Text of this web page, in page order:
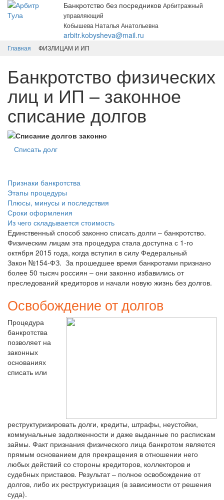
Банкротство без посредников Арбитражный
управляющий
Кобышева Наталья Анатольевна
arbitr.kobysheva@mail.ru
Главная ФИЗЛИЦАМ И ИП
Банкротство физических
лиц и ИП – законное
списание долгов
Списать долг
Признаки банкротства
Этапы процедуры
Плюсы, минусы и последствия
Сроки оформления
Из чего складывается стоимость
Единственный способ законно списать долги – банкротство.
Физическим лицам эта процедура стала доступна с 1-го
октября 2015 года, когда вступил в силу Федеральный
Закон №154-ФЗ. За прошедшее время банкротами признано
более 50 тысяч россиян – они законно избавились от
преследований кредиторов и начали новую жизнь без долгов.
Освобождение от долгов
Процедура
банкротства
позволяет на
законных
основаниях
списать или
реструктуризировать долги, кредиты, штрафы, неустойки,
коммунальные задолженности и даже выданные по распискам
займы. Факт признания физического лица банкротом является
прямым основанием для прекращения в отношении него
любых действий со стороны кредиторов, коллекторов и
судебных приставов. Результат – полное освобождение от
долгов, либо их реструктуризация (в зависимости от решения
суда).